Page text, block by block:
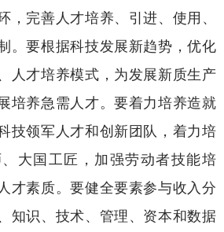
，完善人才培养、引进、使用、
。要根据科技发展新趋势，优化
人才培养模式，为发展新质生产
培养急需人才。要着力培养造就
技领军人才和创新团队，着力培
大国工匠，加强劳动者技能培
才素质。要健全要素参与收入分
知识、技术、管理、资本和数据